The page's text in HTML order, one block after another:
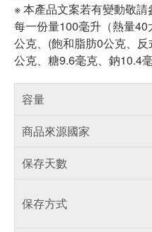
※ 本產品文案若有變動敬
每一份量100毫升（熱量
公克、(飽和脂肪0公克、
公克、糖9.6毫克、鈉10.4毫
容量
商品來源國家
保存天數
保存方式